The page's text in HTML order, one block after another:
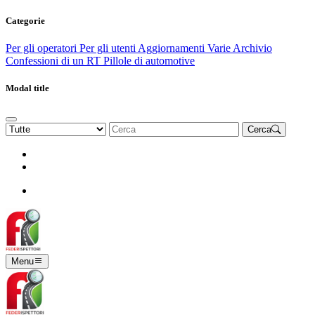
Categorie
Per gli operatori Per gli utenti Aggiornamenti Varie Archivio
Confessioni di un RT Pillole di automotive
Modal title
Cerca
Menu